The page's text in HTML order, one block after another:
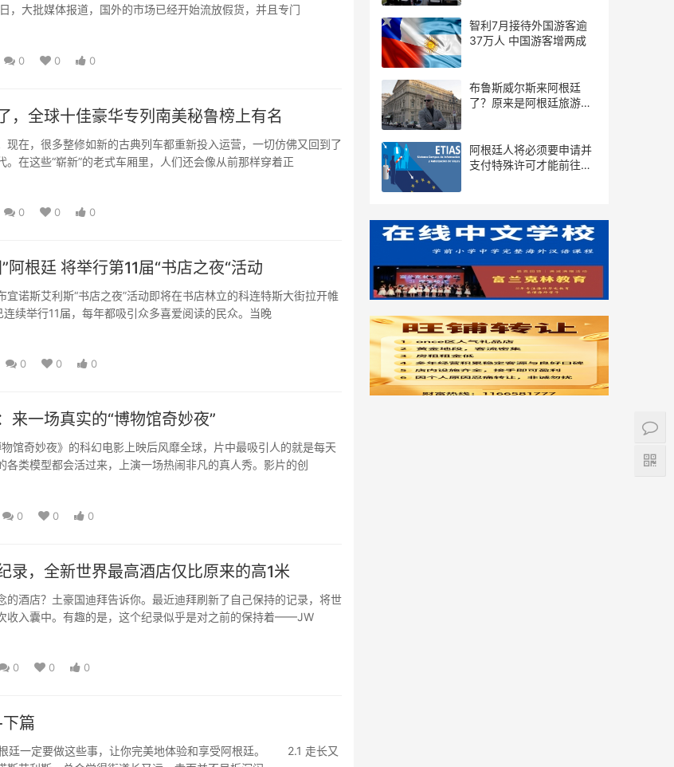
，大批媒体报道，国外的市场已经开始流放假货，并且专门
0 0 0
，全球十佳豪华专列南美秘鲁榜上有名
现在，很多整修如新的古典列车都重新投入运营，一切仿佛又回到了
。在这些“崭新”的老式车厢里，人们还会像从前那样穿着正
0 0 0
阿根廷 将举行第11届“书店之夜“活动
宜诺斯艾利斯“书店之夜”活动即将在书店林立的科连特斯大街拉开帷
连续举行11届，每年都吸引众多喜爱阅读的民众。当晚
0 0 0
来一场真实的“博物馆奇妙夜”
馆奇妙夜》的科幻电影上映后风靡全球，片中最吸引人的就是每天
各类模型都会活过来，上演一场热闹非凡的真人秀。影片的创
0 0 0
录，全新世界最高酒店仅比原来的高1米
的酒店？土豪国迪拜告诉你。最近迪拜刷新了自己保持的记录，将世
收入囊中。有趣的是，这个纪录似乎是对之前的保持着——JW
0 0 0
篇
廷一定要做这些事，让你完美地体验和享受阿根廷。 2.1 走长又
智利7月接待外国游客逾
37万人 中国游客增两成
布鲁斯威尔斯来阿根廷
了？原来是阿根廷旅游局
阿根廷人将必须要申请并
支付特殊许可才能前往欧